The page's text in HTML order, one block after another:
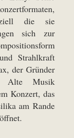
die sie
sich zur
Strahlkraft
der Gründer
Alte Musik
Konzert, das
am Rande